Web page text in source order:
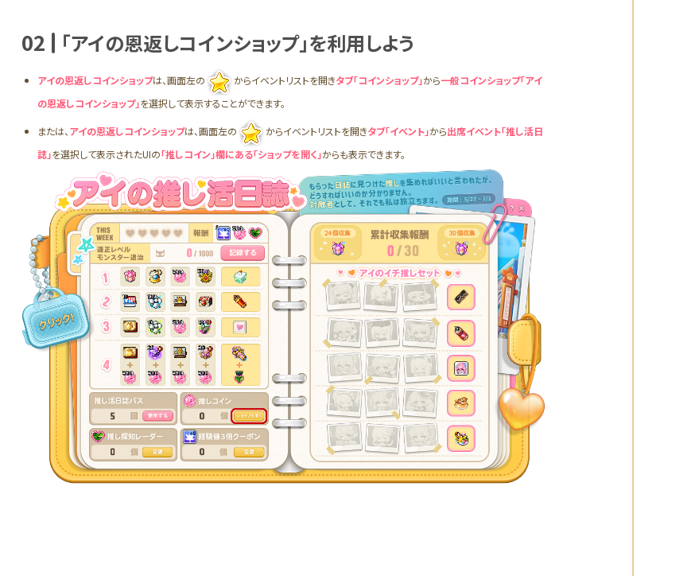
02 「アイの恩返しコインショップ」を利用しよう
アイの恩返しコインショップは、画面左の からイベントリストを開きタブ「コインショップ」から一般コインショップ「アイ
の恩返しコインショップ」を選択して表示することができます。
または、 アイの恩返しコインショップは、画面左の からイベントリストを開きタブ「イベント」から出席イベント「推し活日
誌」を選択して表示されたUIの「推しコイン」欄にある「ショップを開く」からも表示できます。